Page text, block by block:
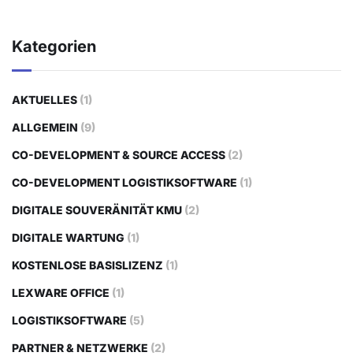
Kategorien
AKTUELLES (1)
ALLGEMEIN (9)
CO-DEVELOPMENT & SOURCE ACCESS (2)
CO-DEVELOPMENT LOGISTIKSOFTWARE (1)
DIGITALE SOUVERÄNITÄT KMU (2)
DIGITALE WARTUNG (1)
KOSTENLOSE BASISLIZENZ (1)
LEXWARE OFFICE (1)
LOGISTIKSOFTWARE (5)
PARTNER & NETZWERKE (2)